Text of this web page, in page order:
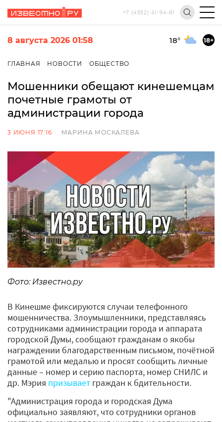
+7 (4932) 41-94-81
8 августа 2026 01:58 18° 18+
ГЛАВНАЯ НОВОСТИ ОБЩЕСТВО
Мошенники обещают кинешемцам
почетные грамоты от
администрации города
3 ИЮНЯ 17:16 МАРИНА МОСКАЛЕВА
Фото: Известно.ру
В Кинешме фиксируются случаи телефонного
мошенничества. Злоумышленники, представляясь
сотрудниками администрации города и аппарата
городской Думы, сообщают гражданам о якобы
награждении благодарственным письмом, почётной
грамотой или медалью и просят сообщить личные
данные – номер и серию паспорта, номер СНИЛС и
др. Мэрия призывает граждан к бдительности.
"Администрация города и городская Дума
официально заявляют, что сотрудники органов